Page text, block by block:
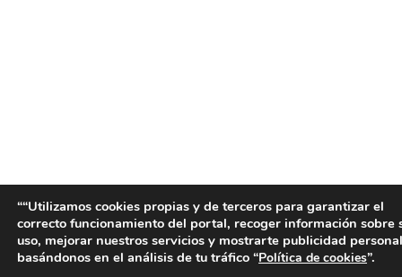
““Utilizamos cookies propias y de terceros para garantizar el
correcto funcionamiento del portal, recoger información sobre
uso, mejorar nuestros servicios y mostrarte publicidad
basándonos en el análisis de tu tráfico “Política de cookies”.